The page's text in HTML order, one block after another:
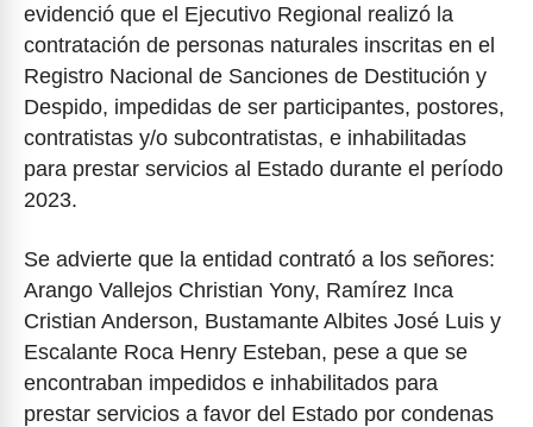
evidenció que el Ejecutivo Regional realizó la
contratación de personas naturales inscritas en el
Registro Nacional de Sanciones de Destitución y
Despido, impedidas de ser participantes, postores,
contratistas y/o subcontratistas, e inhabilitadas
para prestar servicios al Estado durante el período
2023.
Se advierte que la entidad contrató a los señores:
Arango Vallejos Christian Yony, Ramírez Inca
Cristian Anderson, Bustamante Albites José Luis y
Escalante Roca Henry Esteban, pese a que se
encontraban impedidos e inhabilitados para
prestar servicios a favor del Estado por condenas